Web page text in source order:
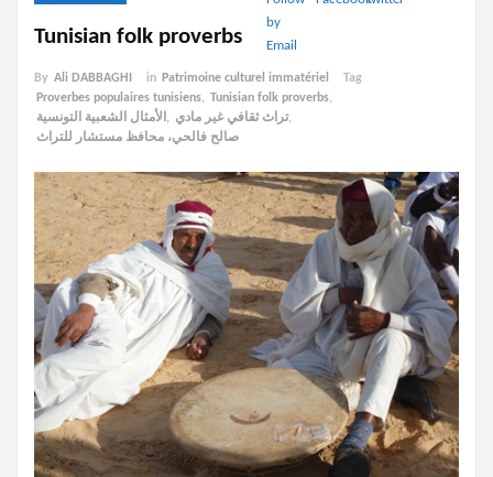
Tunisian folk proverbs
By Ali DABBAGHI in Patrimoine culturel immatériel
Tag
Proverbes populaires tunisiens, Tunisian folk proverbs,
الأمثال الشعبية التونسية , تراث ثقافي غير مادي,
صالح فالحي، محافظ مستشار للتراث